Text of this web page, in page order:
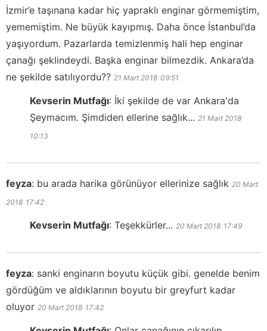
İzmir’e taşınana kadar hiç yapraklı enginar görmemiştim,
yememiştim. Ne büyük kayıpmış. Daha önce İstanbul’da
yaşıyordum. Pazarlarda temizlenmiş hali hep enginar
çanağı şeklindeydi. Başka enginar bilmezdik. Ankara’da
ne şekilde satılıyordu?? 21 Mart 2018 09:51
Kevserin Mutfağı: İki şekilde de var Ankara'da
Şeymacım. Şimdiden ellerine sağlık... 21 Mart 2018
10:13
feyza: bu arada harika görünüyor ellerinize sağlık 20 Mart
2018 17:42
Kevserin Mutfağı: Teşekkürler... 20 Mart 2018 17:49
feyza: sanki enginarın boyutu küçük gibi. genelde benim
gördüğüm ve aldıklarının boyutu bir greyfurt kadar
oluyor 20 Mart 2018 17:42